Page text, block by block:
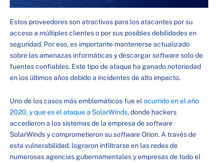
Estos proveedores son atractivos para los atacantes por su
acceso a múltiples clientes o por sus posibles debilidades en
seguridad. Por eso, es importante mantenerse actualizado
sobre las amenazas informáticas y descargarsoftware solo de
fuentes confiables. Este tipo de ataque ha ganado notoriedad
en los últimos años debido a incidentes de alto impacto.
Uno de los casos más emblemáticos fue el ocurrido en el año
2020, y que es el ataque a SolarWinds, donde hackers
accedieron a los sistemas de la empresa desoftware
SolarWinds y comprometieron su software Orion. A través de
esta vulnerabilidad, lograron infiltrarse en las redes de
numerosas agencias gubernamentales y empresas de todo el